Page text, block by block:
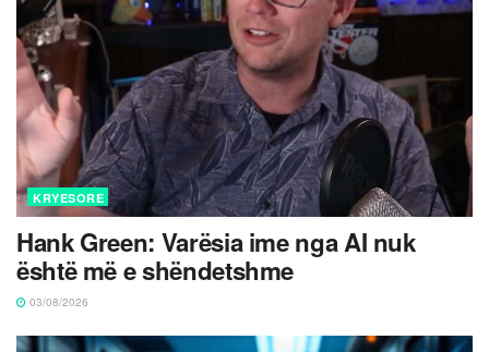
KRYESORE
Hank Green: Varësia ime nga AI nuk
është më e shëndetshme
03/08/2026